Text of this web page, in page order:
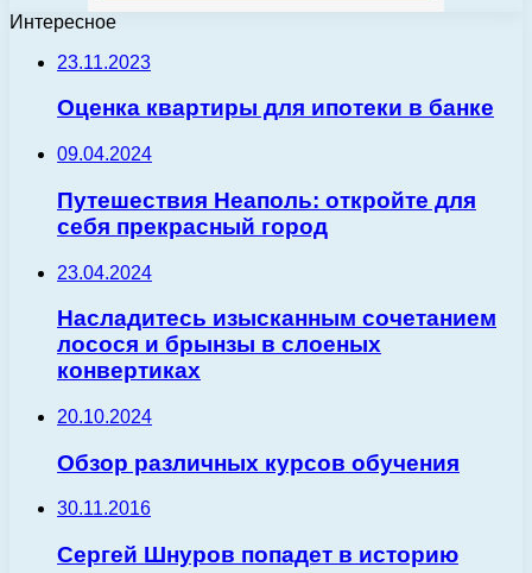
Интересное
23.11.2023
Оценка квартиры для ипотеки в банке
09.04.2024
Путешествия Неаполь: откройте для
себя прекрасный город
23.04.2024
Насладитесь изысканным сочетанием
лосося и брынзы в слоеных
конвертиках
20.10.2024
Обзор различных курсов обучения
30.11.2016
Сергей Шнуров попадет в историю